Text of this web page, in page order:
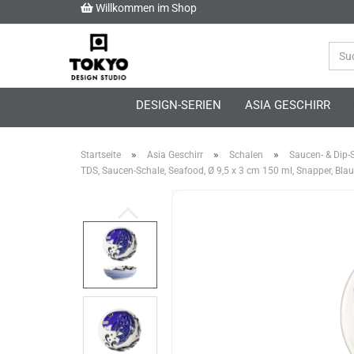
Willkommen im Shop
DESIGN-SERIEN ASIA GESCHIRR
Startseite » Asia Geschirr » Schalen » Saucen- &
TDS, Saucen-Schale, Seafood, Ø 9,5 x 3 cm 150 ml, Snapper,